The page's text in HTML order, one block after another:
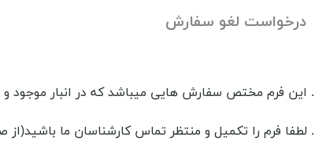
درخواست لغو سفارش
. این فرم مختص سفارش هایی میباشد که در انبار موجود و
. لطفا فرم را تکمیل و منتظر تماس کارشناسان ما